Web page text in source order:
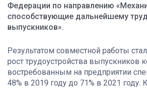
Федерации по направлению
способствующие дальнейшему
выпускников».
Результатом совместной работы
рост трудоустройства выпускников
востребованным на предприятии
48% в 2019 году до 71% в 2021 году.